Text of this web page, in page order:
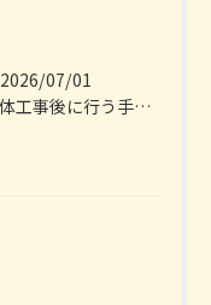
2026/07/01
解体工事後に行う手続きは？